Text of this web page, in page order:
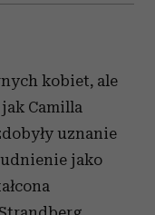
kobiet, ale
Camilla
uznanie
jako